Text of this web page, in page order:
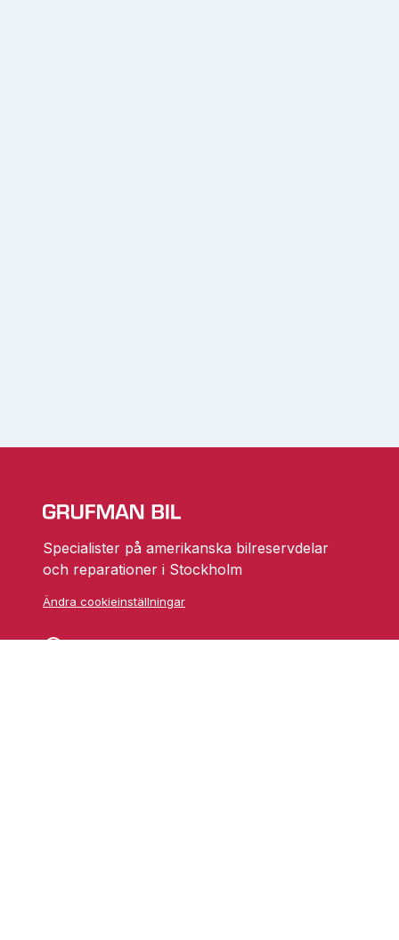
Specialister på amerikanska bilreservdelar
och reparationer i Stockholm
Ändra cookieinställningar